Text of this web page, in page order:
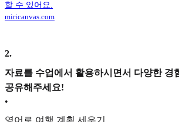
할 수 있어요.
miricanvas.com
2.
자료를 수업에서 활용하시면서 다양한 경
공유해주세요!
•